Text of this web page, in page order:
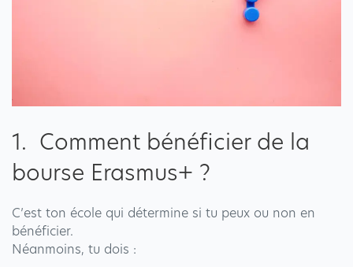
1. Comment bénéficier de la
bourse Erasmus+ ?
C’est ton école qui détermine si tu peux ou non en
bénéficier.
Néanmoins, tu dois :